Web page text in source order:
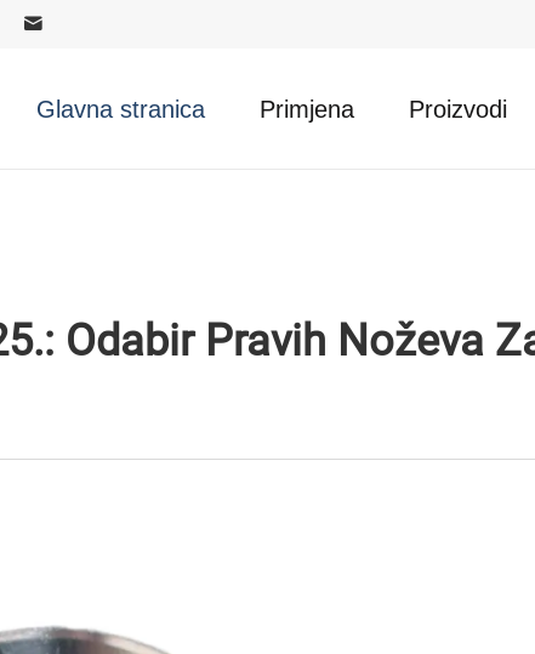
Glavna stranica Primjena Proizvodi
Odabir Pravih Noževa